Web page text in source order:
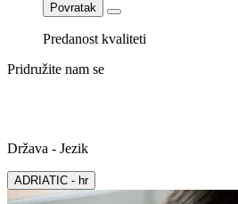
Povratak
Predanost kvaliteti
Pridružite nam se
Država - Jezik
ADRIATIC - hr